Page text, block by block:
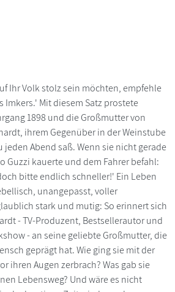
Ihr Volk stolz sein möchten, empfehle
Imkers.' Mit diesem Satz prostete
1898 und die Großmutter von
ihrem Gegenüber in der Weinstube
jeden Abend saß. Wenn sie nicht gerade
Guzzi kauerte und dem Fahrer befahl:
bitte endlich schneller!' Ein Leben
unangepasst, voller
stark und mutig: So erinnert sich
- TV-Produzent, Bestsellerautor und
- an seine geliebte Großmutter, die
geprägt hat. Wie ging sie mit der
ihren Augen zerbrach? Was gab sie
Lebensweg? Und wäre es nicht